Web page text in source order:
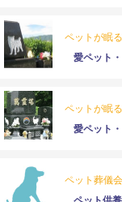
ペットが眠
愛ペット
ペットが眠
愛ペット
ペット葬儀